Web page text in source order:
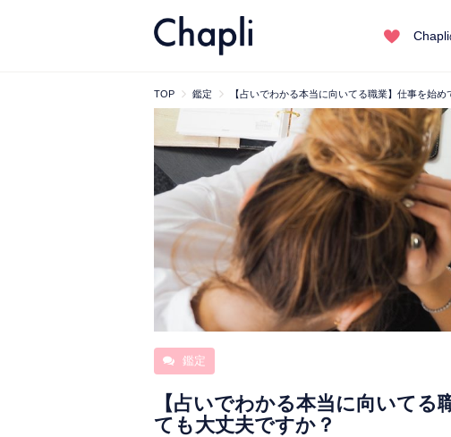
TOP 鑑定 【占いでわかる本当に向いてる職業】仕事を始
鑑定
【占いでわかる本当に向いてる
ても大丈夫ですか？